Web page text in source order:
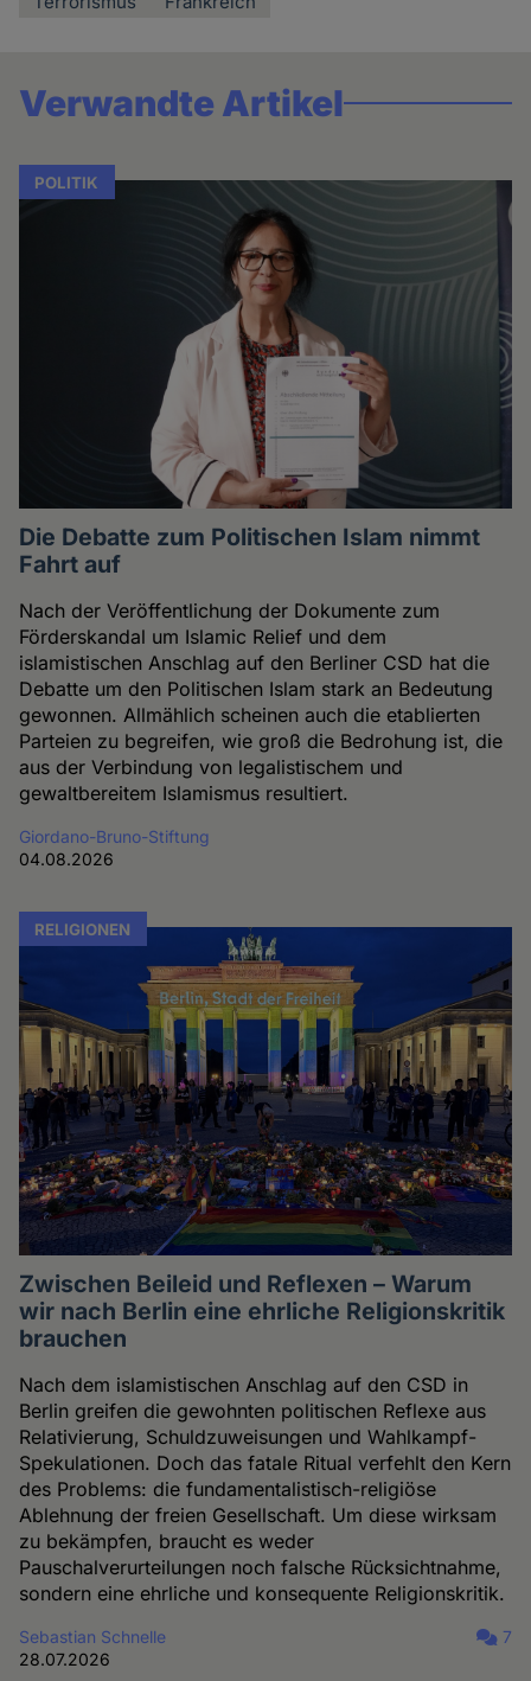
Verwandte Artikel
POLITIK
Die Debatte zum Politischen Islam nimmt
Fahrt auf
Nach der Veröffentlichung der Dokumente zum
Förderskandal um Islamic Relief und dem
islamistischen Anschlag auf den Berliner CSD hat die
Debatte um den Politischen Islam stark an Bedeutung
gewonnen. Allmählich scheinen auch die etablierten
Parteien zu begreifen, wie groß die Bedrohung ist, die
aus der Verbindung von legalistischem und
gewaltbereitem Islamismus resultiert.
Giordano-Bruno-Stiftung
04.08.2026
RELIGIONEN
Zwischen Beileid und Reflexen – Warum
wir nach Berlin eine ehrliche Religionskritik
brauchen
Nach dem islamistischen Anschlag auf den CSD in
Berlin greifen die gewohnten politischen Reflexe aus
Relativierung, Schuldzuweisungen und Wahlkampf-
Spekulationen. Doch das fatale Ritual verfehlt den Kern
des Problems: die fundamentalistisch-religiöse
Ablehnung der freien Gesellschaft. Um diese wirksam
zu bekämpfen, braucht es weder
Pauschalverurteilungen noch falsche Rücksichtnahme,
sondern eine ehrliche und konsequente Religionskritik.
Sebastian Schnelle
28.07.2026
7